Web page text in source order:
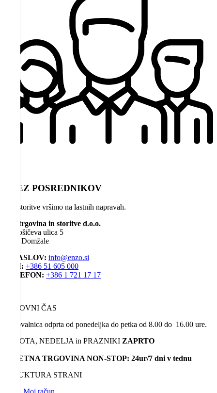
BREZ POSREDNIKOV
Vse storitve vršimo na lastnih napravah.
EG, trgovina in storitve d.o.o.
Miklošičeva ulica 5
1230 Domžale
E-NASLOV: info@enzo.si
GSM: +386 51 605 000
TELEFON: +386 1 721 17 17
DELOVNI ČAS
Poslovalnica odprta od ponedeljka do petka od 8.00 do 16.00 ure.
SOBOTA, NEDELJA in PRAZNIKI ZAPRTO
SPLETNA TRGOVINA NON-STOP: 24ur/7 dni v tednu
STRUKTURA STRANI
Moj račun